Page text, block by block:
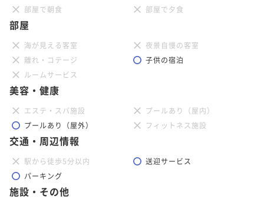
部屋で朝食 部屋で夕食
部屋
海が見える客室
夜景自慢の客室
離れ・コテージ
子供の宿泊
ルームサービス
美容・健康
エステ・スパ施設
プールあり（屋内）
プールあり（屋外）
フィットネス施設
交通・周辺情報
駅から徒歩5分以内
送迎サービス
パーキング
施設・その他